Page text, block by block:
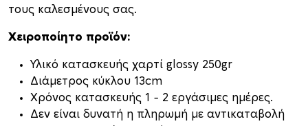
τους καλεσμένους σας.
Χειροποίητο προϊόν:
Υλικό κατασκευής χαρτί glossy 250gr
Διάμετρος κύκλου 13cm
Xρόνος κατασκευής 1 – 2 εργάσιμες ημέρες.
Δεν είναι δυνατή η πληρωμή με αντικαταβολή